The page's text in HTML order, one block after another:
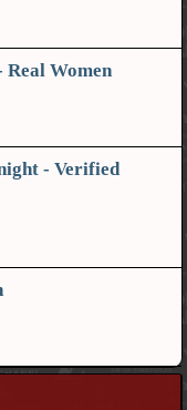
Women
- Verified